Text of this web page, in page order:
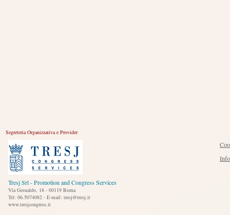
Segreteria Organizzativa e Provider
Tresj Srl - Promotion and Congress Services
Via Gesualdo, 18 - 00119 Roma
Tel: 06.5074082 - E-mail: tresj@tresj.it
www.tresjcongress.it